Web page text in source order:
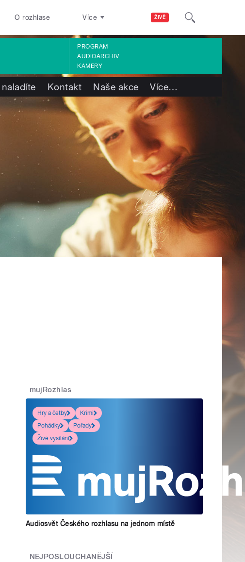
ŽIVĚ
O rozhlase Více
PROGRAM
AUDIOARCHIV
KAMERY
Kontakt Naše akce Více…
mujRozhlas
Hry a četby
Krimi
Pohádky
Pořady
Živé vysílání
Audiosvět Českého rozhlasu na jednom místě
NEJPOSLOUCHANĚJŠÍ